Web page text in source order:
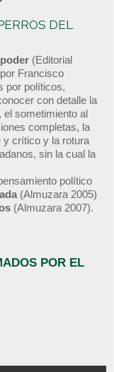
DEL
(Editorial
Francisco
por políticos,
con detalle la
el sometimiento al
completas, la
y crítico y la rotura
sin la cual la
político
(Almuzara 2005)
(Almuzara 2007).
POR EL